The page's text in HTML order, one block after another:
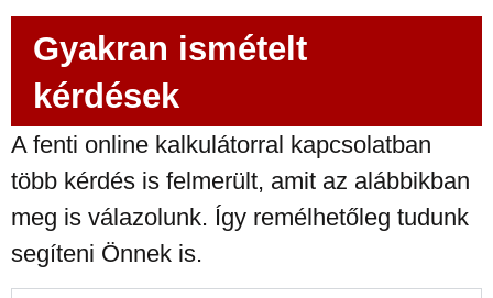
Gyakran ismételt
kérdések
A fenti online kalkulátorral kapcsolatban
több kérdés is felmerült, amit az alábbikban
meg is válazolunk. Így remélhetőleg tudunk
segíteni Önnek is.